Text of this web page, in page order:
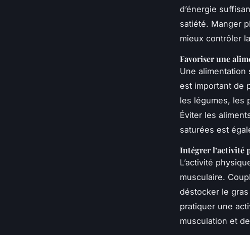
d’énergie
satiété. Manger
mieux contrôler
Favoriser une
Une alimentation
est important de
les légumes, les
Éviter les
saturées est
Intégrer l’activité
L’activité
musculaire.
déstocker le
pratiquer une
musculation et